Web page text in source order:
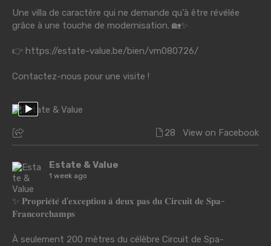
Une villa de caractère qui ne demande qu'à être révélée
grâce à une touche de modernisation. 🏡✨
👉 https://estate-value.be/bien/vm080726/
Contactez-nous pour une visite !
28 View on Facebook
Estate & Value
1 week ago
✨ 𝐏𝐫𝐨𝐩𝐫𝐢𝐞́𝐭𝐞́ 𝐝'𝐞𝐱𝐜𝐞𝐩𝐭𝐢𝐨𝐧 𝐚̀ 𝐝𝐞𝐮𝐱 𝐩𝐚𝐬 𝐝𝐮 𝐂𝐢𝐫𝐜𝐮𝐢𝐭 𝐝𝐞 𝐒𝐩𝐚-
𝐅𝐫𝐚𝐧𝐜𝐨𝐫𝐜𝐡𝐚𝐦𝐩𝐬
À seulement 200 mètres du célèbre Circuit de Spa-